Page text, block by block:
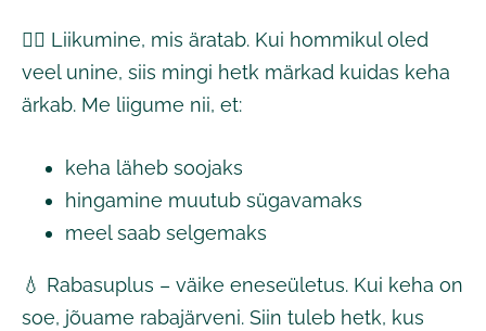
🚶‍♀️ Liikumine, mis äratab. Kui hommikul oled
veel unine, siis mingi hetk märkad kuidas keha
ärkab. Me liigume nii, et:
keha läheb soojaks
hingamine muutub sügavamaks
meel saab selgemaks
💧 Rabasuplus – väike eneseületus. Kui keha on
soe, jõuame rabajärveni. Siin tuleb hetk, kus